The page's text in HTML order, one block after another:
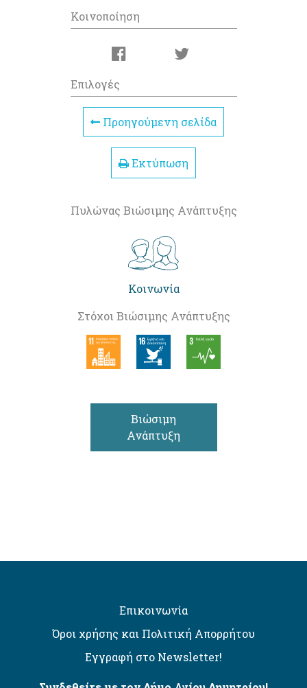
Κοινοποίηση
Επιλογές
Προηγούμενη σελίδα
Εκτύπωση
Πυλώνας Βιώσιμης Ανάπτυξης
Κοινωνία
Στόχοι Βιώσιμης Ανάπτυξης
Βιώσιμη
Ανάπτυξη
Επικοινωνία
Όροι χρήσης και Πολιτική Απορρήτου
Εγγραφή στο Newsletter!